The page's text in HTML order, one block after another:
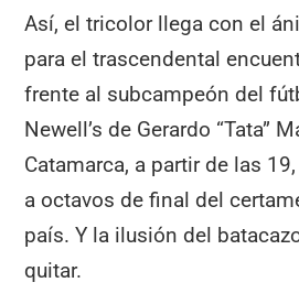
Así, el tricolor llega con el
para el trascendental
frente al subcampeón del
Newell’s de Gerardo “Tata”
Catamarca, a partir de las
a octavos de final del
país. Y la ilusión del
quitar.